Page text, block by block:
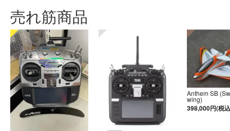
売れ筋商品
Anthem SB
wing)
398,000円(税